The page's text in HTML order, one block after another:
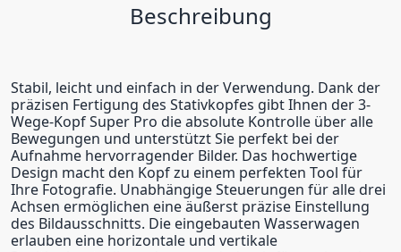
Beschreibung
Stabil, leicht und einfach in der Verwendung. Dank der
präzisen Fertigung des Stativkopfes gibt Ihnen der 3-
Wege-Kopf Super Pro die absolute Kontrolle über alle
Bewegungen und unterstützt Sie perfekt bei der
Aufnahme hervorragender Bilder. Das hochwertige
Design macht den Kopf zu einem perfekten Tool für
Ihre Fotografie. Unabhängige Steuerungen für alle drei
Achsen ermöglichen eine äußerst präzise Einstellung
des Bildausschnitts. Die eingebauten Wasserwagen
erlauben eine horizontale und vertikale